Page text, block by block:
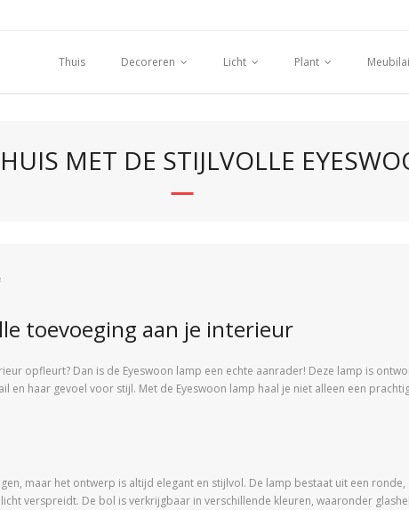
Thuis
Decoreren Licht Plant
MET DE STIJLVOLLE
toevoeging aan je interieur
opfleurt? Dan is de Eyeswoon lamp een echte aanrader! Deze lamp is
haar gevoel voor stijl. Met de Eyeswoon lamp haal je niet alleen een
maar het ontwerp is altijd elegant en stijlvol. De lamp bestaat uit een
verspreidt. De bol is verkrijgbaar in verschillende kleuren, waaronder